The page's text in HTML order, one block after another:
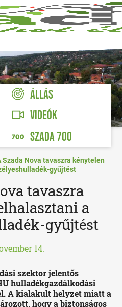
ÁLLÁS
VIDEÓK
SZADA 700
Szada Nova tavaszra kénytelen
gyűjtést
tavaszra
a
gyűjtést
14.
szektor jelentős
hulladékgazdálkodási
A kialakult helyzet miatt a
hogy a biztonságos